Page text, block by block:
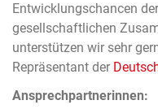
Entwicklungschancen
gesellschaftlichen
unterstützen wir sehr
Repräsentant der
Ansprechpartnerinnen: